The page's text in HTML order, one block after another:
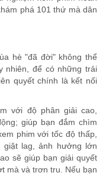
phá 101 thứ mà dân
hè "đã đời" không thể
nhiên, để có những trải
quyết chính là kết nối
với độ phân giải cao,
giúp bạn đắm chìm
phim với tốc độ thấp,
giật lag, ảnh hưởng lớn
sẽ giúp bạn giải quyết
mà và trơn tru. Nếu bạn